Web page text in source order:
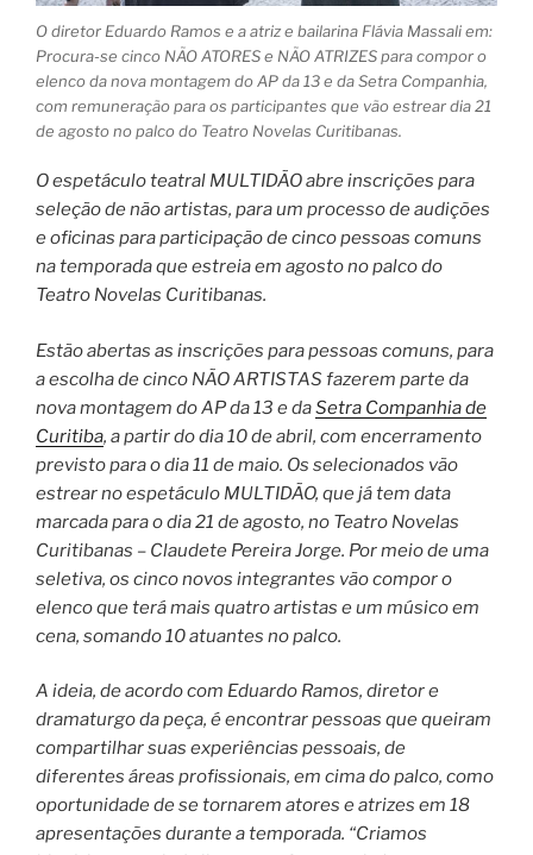
O diretor Eduardo Ramos e a atriz e bailarina Flávia Massali em:
Procura-se cinco NÃO ATORES e NÃO ATRIZES para compor o
elenco da nova montagem do AP da 13 e da Setra Companhia,
com remuneração para os participantes que vão estrear dia 21
de agosto no palco do Teatro Novelas Curitibanas.
O espetáculo teatral MULTIDÃO abre inscrições para
seleção de não artistas, para um processo de audições
e oficinas para participação de cinco pessoas comuns
na temporada que estreia em agosto no palco do
Teatro Novelas Curitibanas.
Estão abertas as inscrições para pessoas comuns, para
a escolha de cinco NÃO ARTISTAS fazerem parte da
nova montagem do AP da 13 e daSetra Companhia de
Curitiba, a partir do dia 10 de abril, com encerramento
previsto para o dia 11 de maio. Os selecionados vão
estrear no espetáculo MULTIDÃO, que já tem data
marcada para o dia 21 de agosto, no Teatro Novelas
Curitibanas – Claudete Pereira Jorge. Por meio de uma
seletiva, os cinco novos integrantes vão compor o
elenco que terá mais quatro artistas e um músico em
cena, somando 10 atuantes no palco.
A ideia, de acordo com Eduardo Ramos, diretor e
dramaturgo da peça, é encontrar pessoas que queiram
compartilhar suas experiências pessoais, de
diferentes áreas profissionais, em cima do palco, como
oportunidade de se tornarem atores e atrizes em 18
apresentações durante a temporada. “Criamos